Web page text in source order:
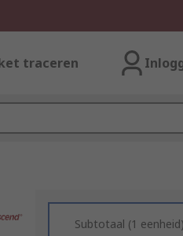
traceren
Subtotaal (1